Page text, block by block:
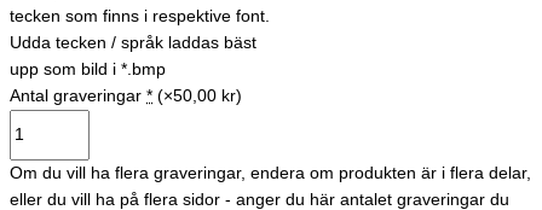
tecken som finns i respektive font.
Udda tecken / språk laddas bäst
upp som bild i *.bmp
Antal graveringar * (×50,00 kr)
Om du vill ha flera graveringar, endera om produkten är i flera delar,
eller du vill ha på flera sidor - anger du här antalet graveringar du